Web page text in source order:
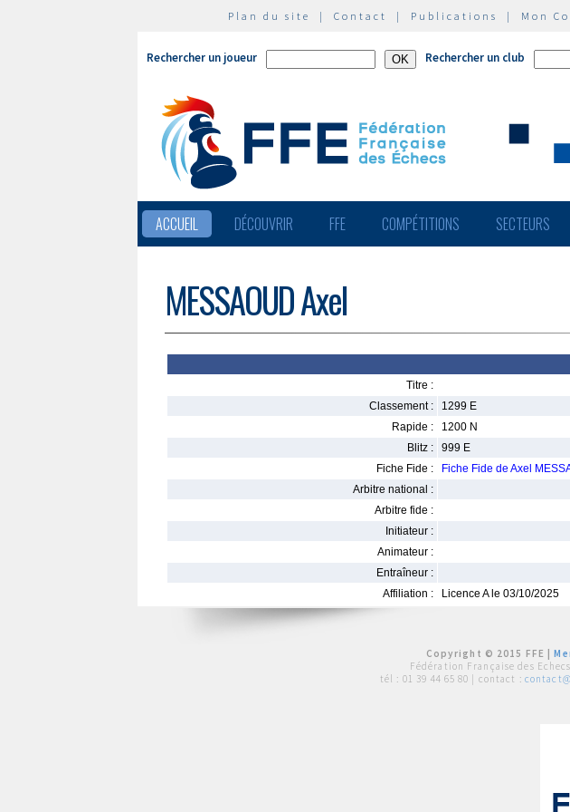
Plan du site | Contact | Publications | Mon
Rechercher un joueur Rechercher un club
ACCUEIL DÉCOUVRIR FFE COMPÉTITIONS SECTEURS
MESSAOUD Axel
Titre :
Classement :
1299 E
Rapide :
1200 N
Blitz :
999 E
Fiche Fide :
Fiche Fide de Axel
Arbitre national :
Arbitre fide :
Initiateur :
Animateur :
Entraîneur :
Affiliation :
Licence A le 03/10/2025
Copyright © 2015 FFE |
Fédération Française des
tél : 01 39 44 65 80 | contact :